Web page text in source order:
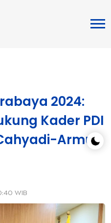
2024:
Kader PDI
Armuji
WIB